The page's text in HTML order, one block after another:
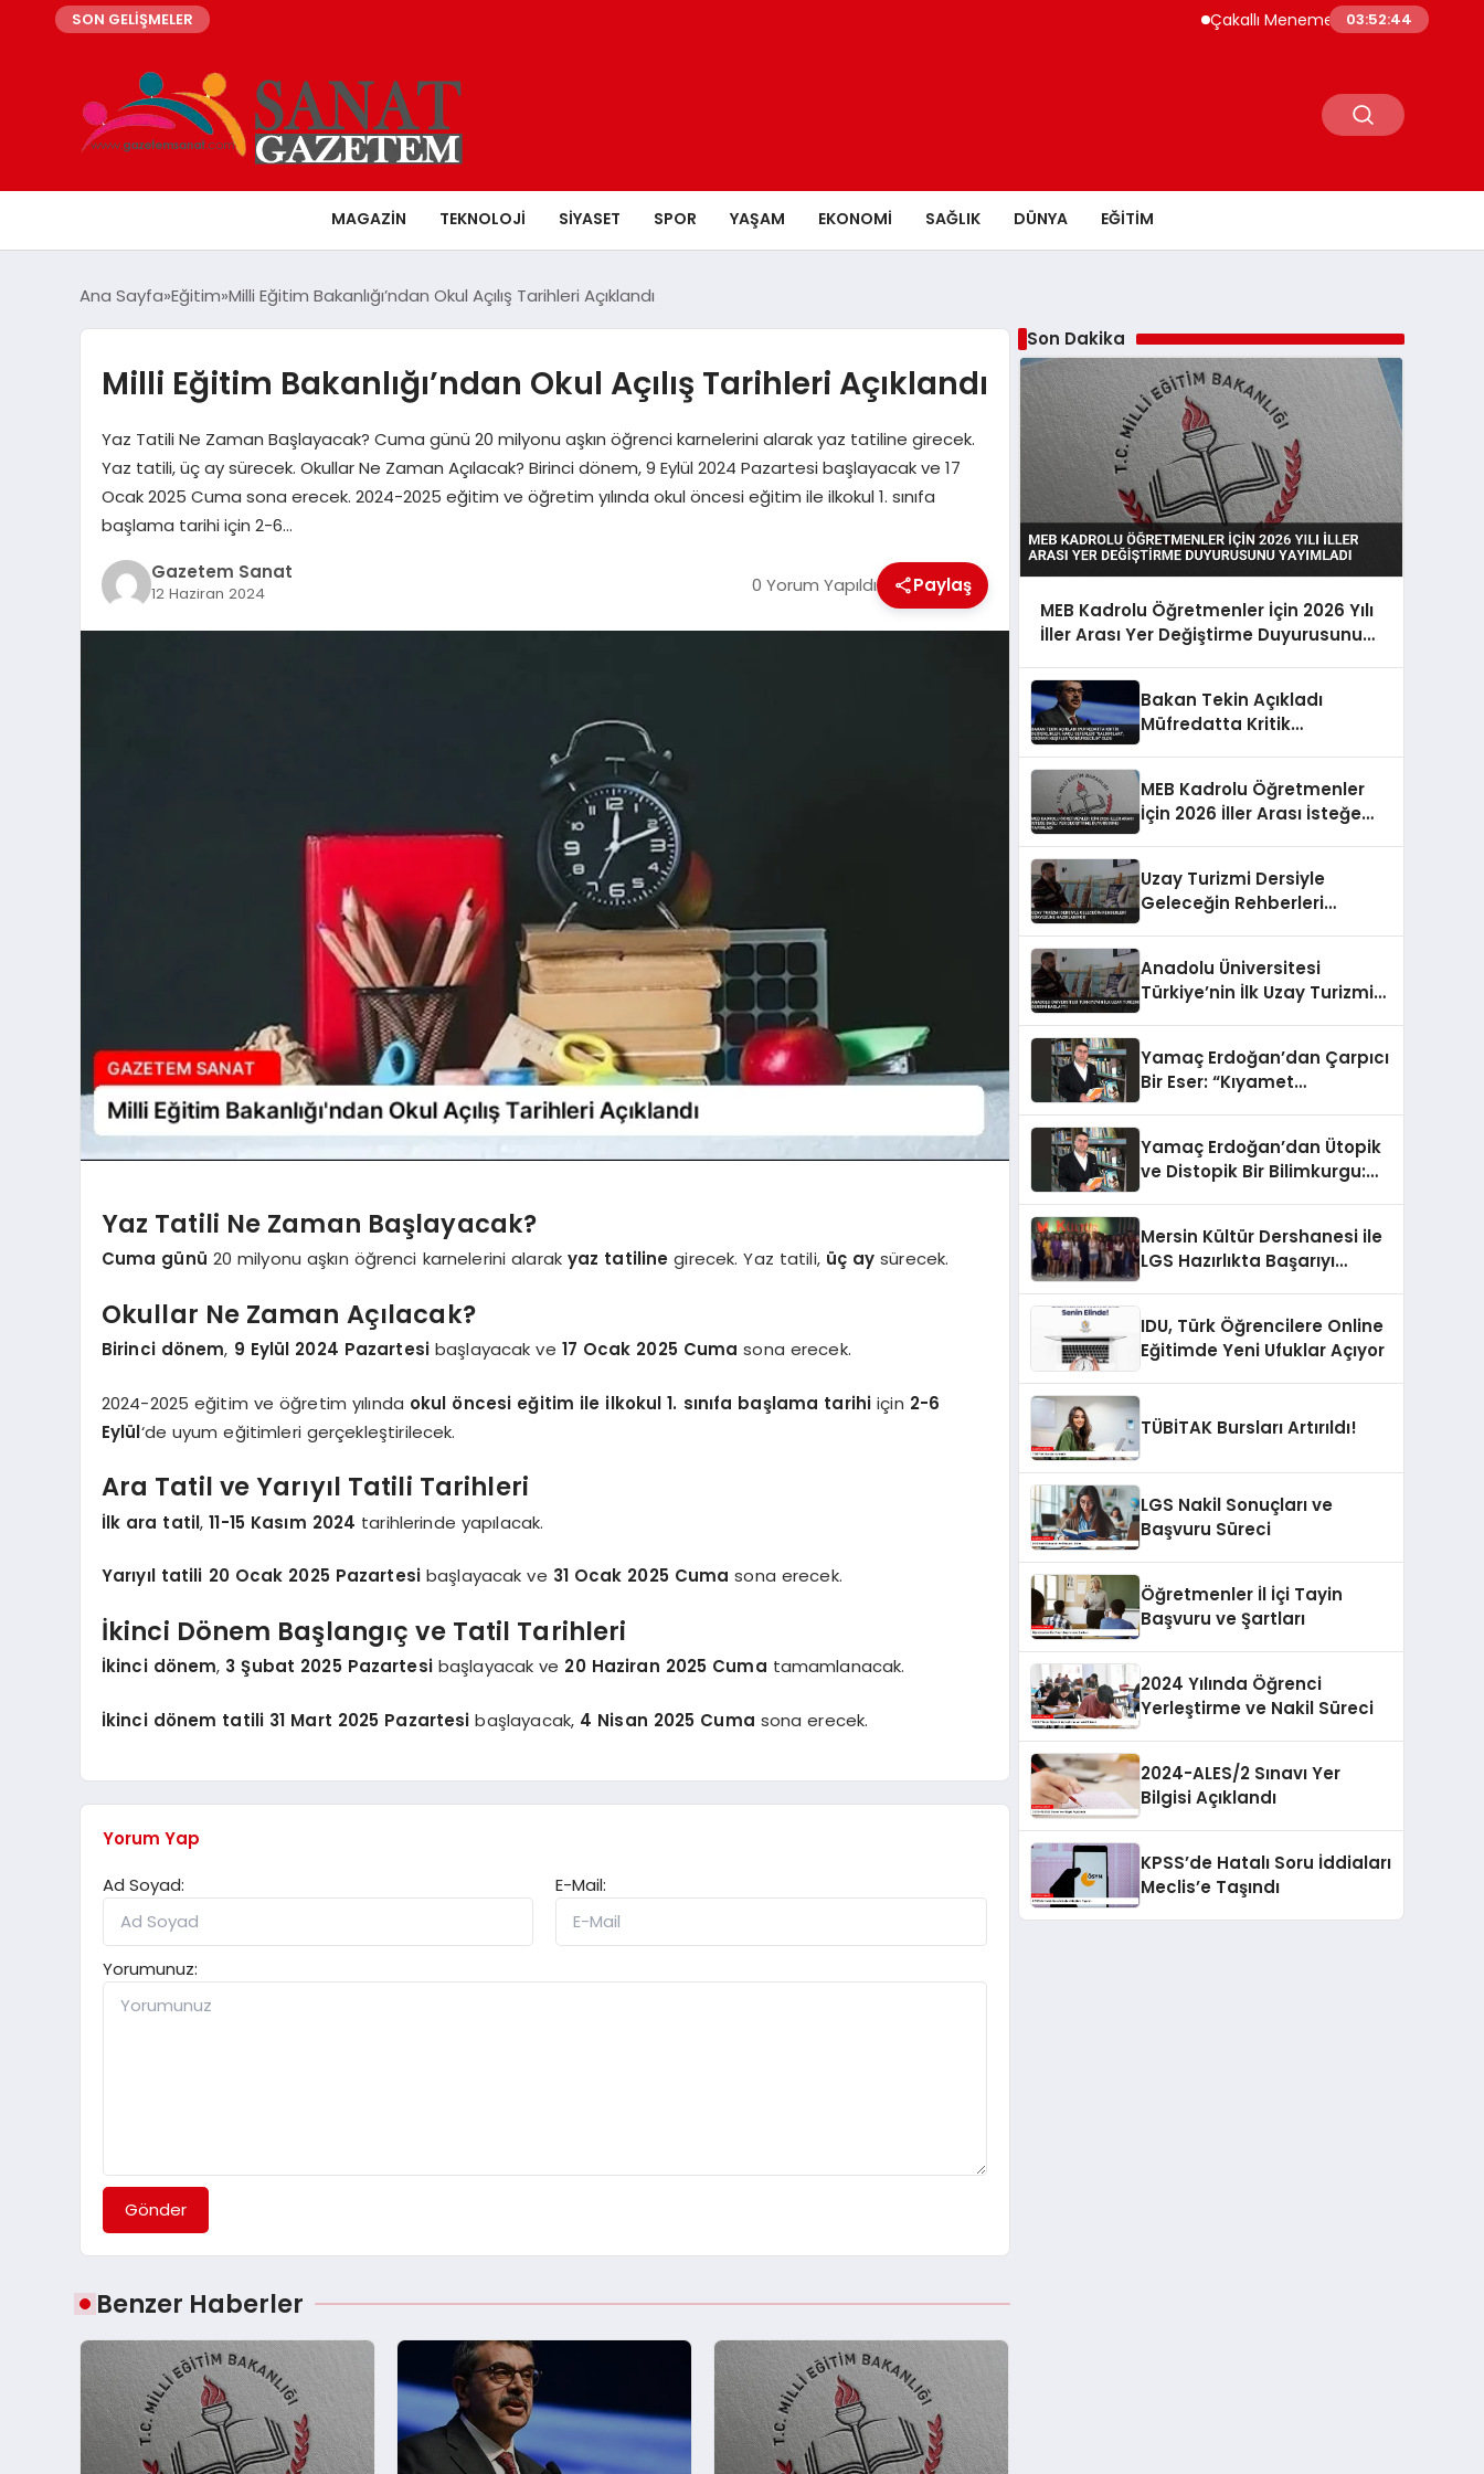
SON GELİŞMELER Çakallı Menemeni Neden Meşhur?
03:52:45
MAGAZIN TEKNOLOJI SIYASET SPOR YAŞAM EKONOMI SAĞLIK DÜNYA EĞITIM
Ana Sayfa Eğitim Milli Eğitim Bakanlığı’ndan Okul Açılış Tarihleri Açıklandı
Milli Eğitim Bakanlığı’ndan Okul Açılış Tarihleri Açıklandı
Yaz Tatili Ne Zaman Başlayacak? Cuma günü 20 milyonu aşkın öğrenci karnelerini alarak yaz tatiline girecek.
Yaz tatili, üç ay sürecek. Okullar Ne Zaman Açılacak? Birinci dönem, 9 Eylül 2024 Pazartesi başlayacak ve 17
Ocak 2025 Cuma sona erecek. 2024-2025 eğitim ve öğretim yılında okul öncesi eğitim ile ilkokul 1. sınıfa
başlama tarihi için 2-6…
Gazetem Sanat
12 Haziran 2024 0 Yorum Yapıldı Paylaş
Yaz Tatili Ne Zaman Başlayacak?
Cuma günü 20 milyonu aşkın öğrenci karnelerini alarak yaz tatiline girecek. Yaz tatili, üç ay sürecek.
Okullar Ne Zaman Açılacak?
Birinci dönem, 9 Eylül 2024 Pazartesi başlayacak ve 17 Ocak 2025 Cuma sona erecek.
2024-2025 eğitim ve öğretim yılında okul öncesi eğitim ile ilkokul 1. sınıfa başlama tarihi için 2-6
Eylül‘de uyum eğitimleri gerçekleştirilecek.
Ara Tatil ve Yarıyıl Tatili Tarihleri
İlk ara tatil,11-15 Kasım 2024 tarihlerinde yapılacak.
Yarıyıl tatili 20 Ocak 2025 Pazartesi başlayacak ve 31 Ocak 2025 Cuma sona erecek.
İkinci Dönem Başlangıç ve Tatil Tarihleri
İkinci dönem, 3 Şubat 2025 Pazartesibaşlayacak ve 20 Haziran 2025 Cuma tamamlanacak.
İkinci dönem tatili 31 Mart 2025 Pazartesi başlayacak, 4 Nisan 2025 Cuma sona erecek.
Yorum Yap
Ad Soyad:
E-Mail:
Yorumunuz:
Gönder
Benzer Haberler
Son Dakika
MEB Kadrolu Öğretmenler İçin 2026 Yılı
İller Arası Yer Değiştirme Duyurusunu
Bakan Tekin Açıkladı
Müfredatta Kritik
“Sömürgecilik” Oldu
MEB Kadrolu Öğretmenler
İçin 2026 İller Arası İsteğe
Uzay Turizmi Dersiyle
Geleceğin Rehberleri
Anadolu Üniversitesi
Türkiye’nin İlk Uzay Turizmi
Yamaç Erdoğan’dan Çarpıcı
Bir Eser: “Kıyamet
Yamaç Erdoğan’dan Ütopik
ve Distopik Bir Bilimkurgu:
Mersin Kültür Dershanesi ile
LGS Hazırlıkta Başarıyı
IDU, Türk Öğrencilere Online
Eğitimde Yeni Ufuklar Açıyor
TÜBİTAK Bursları Artırıldı!
LGS Nakil Sonuçları ve
Başvuru Süreci
Öğretmenler İl İçi Tayin
Başvuru ve Şartları
2024 Yılında Öğrenci
Yerleştirme ve Nakil Süreci
2024-ALES/2 Sınavı Yer
Bilgisi Açıklandı
KPSS’de Hatalı Soru İddiaları
Meclis’e Taşındı